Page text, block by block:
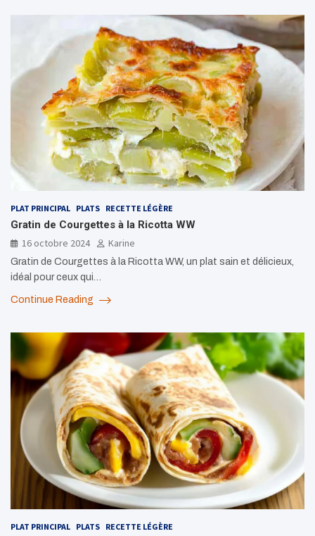
PLAT PRINCIPAL PLATS RECETTE LÉGÈRE
Gratin de Courgettes à la Ricotta WW
16 octobre 2024
Karine
Gratin de Courgettes à la Ricotta WW, un plat sain et délicieux,
idéal pour ceux qui…
Continue Reading
PLAT PRINCIPAL PLATS RECETTE LÉGÈRE